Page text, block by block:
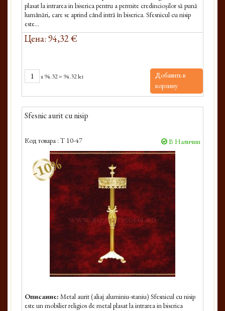
plasat la intrarea in biserica pentru a permite credincioșilor să pună
lumânări, care se aprind când intră în biserica. Sfesnicul cu nisip
este...
Цена: 94,32 €
x94.32= 94.32 lei
Добавить в
корзину
Sfesnic aurit cu nisip
Код товара : T 10-47 В Наличии
-10%
Описание: Metal aurit (aliaj aluminiu-staniu) Sfesnicul cu nisip
este un mobilier religios de metal plasat la intrarea in biserica